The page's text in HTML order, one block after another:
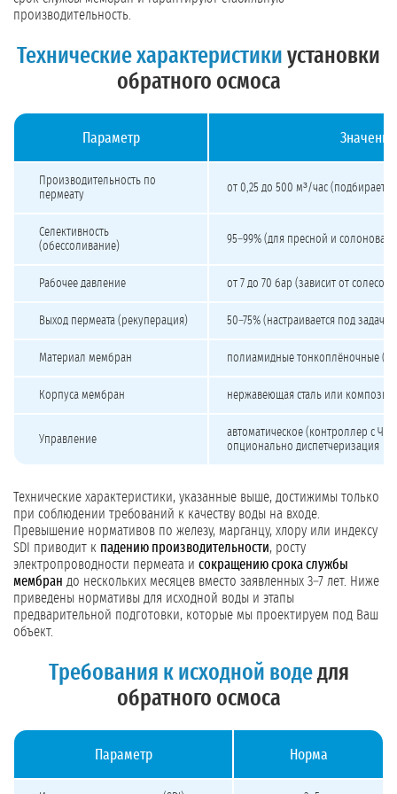
производительность.
Технические характеристики установки
обратного осмоса
Параметр Значение
Производительность по
пермеату
от 0,25 до 500 м³/час
Селективность
(обессоливание)
95–99% (для пресной и
Рабочее давление от 7 до 70 бар (зависит от
Выход пермеата (рекуперация) 50–75% (настраивается под задачу)
Материал мембран полиамидные тонкоплёночные
Корпуса мембран нержавеющая сталь или
Управление
автоматическое (контроллер с
опционально диспетчеризация
Технические характеристики, указанные выше, достижимы только
при соблюдении требований к качеству воды на входе.
Превышение нормативов по железу, марганцу, хлору или индексу
SDI приводит к падению производительности, росту
электропроводности пермеата и сокращению срока службы
мембран до нескольких месяцев вместо заявленных 3–7 лет. Ниже
приведены нормативы для исходной воды и этапы
предварительной подготовки, которые мы проектируем под Ваш
объект.
Требования к исходной водедля
обратного осмоса
Параметр Норма